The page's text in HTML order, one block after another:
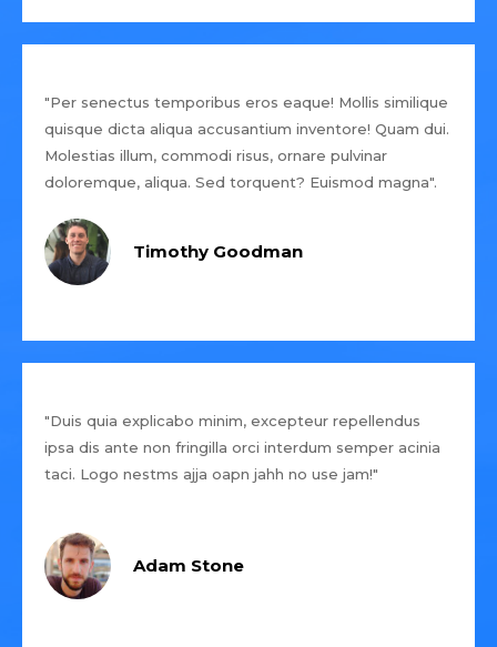
"Per senectus temporibus eros eaque! Mollis similique
quisque dicta aliqua accusantium inventore! Quam dui.
Molestias illum, commodi risus, ornare pulvinar
doloremque, aliqua. Sed torquent? Euismod magna".
Timothy Goodman
"Duis quia explicabo minim, excepteur repellendus
ipsa dis ante non fringilla orci interdum semper acinia
taci. Logo nestms ajja oapn jahh no use jam!"
Adam Stone